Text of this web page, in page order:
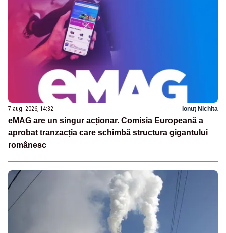
7 aug. 2026, 14:32 Ionuț Nichita
eMAG are un singur acționar. Comisia Europeană a
aprobat tranzacția care schimbă structura gigantului
românesc